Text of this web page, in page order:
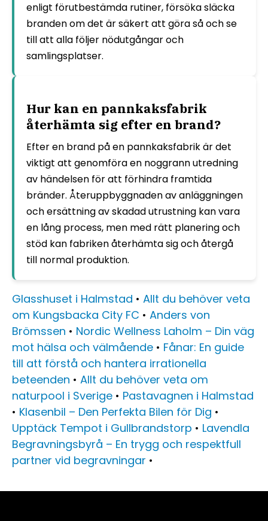
enligt förutbestämda rutiner, försöka släcka
branden om det är säkert att göra så och se
till att alla följer nödutgångar och
samlingsplatser.
Hur kan en pannkaksfabrik
återhämta sig efter en brand?
Efter en brand på en pannkaksfabrik är det
viktigt att genomföra en noggrann utredning
av händelsen för att förhindra framtida
bränder. Återuppbyggnaden av anläggningen
och ersättning av skadad utrustning kan vara
en lång process, men med rätt planering och
stöd kan fabriken återhämta sig och återgå
till normal produktion.
Glasshuset i Halmstad • Allt du behöver veta
om Kungsbacka City FC • Anders von
Brömssen • Nordic Wellness Laholm – Din väg
mot hälsa och välmående • Fånar: En guide
till att förstå och hantera irrationella
beteenden • Allt du behöver veta om
naturpool i Sverige • Pastavagnen i Halmstad
• Klasenbil – Den Perfekta Bilen för Dig •
Upptäck Tempot i Gullbrandstorp • Lavendla
Begravningsbyrå – En trygg och respektfull
partner vid begravningar •